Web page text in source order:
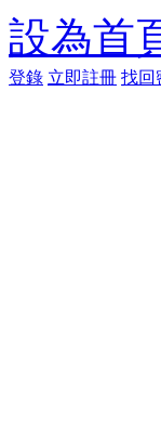
設為首
登錄 立即註冊 找回